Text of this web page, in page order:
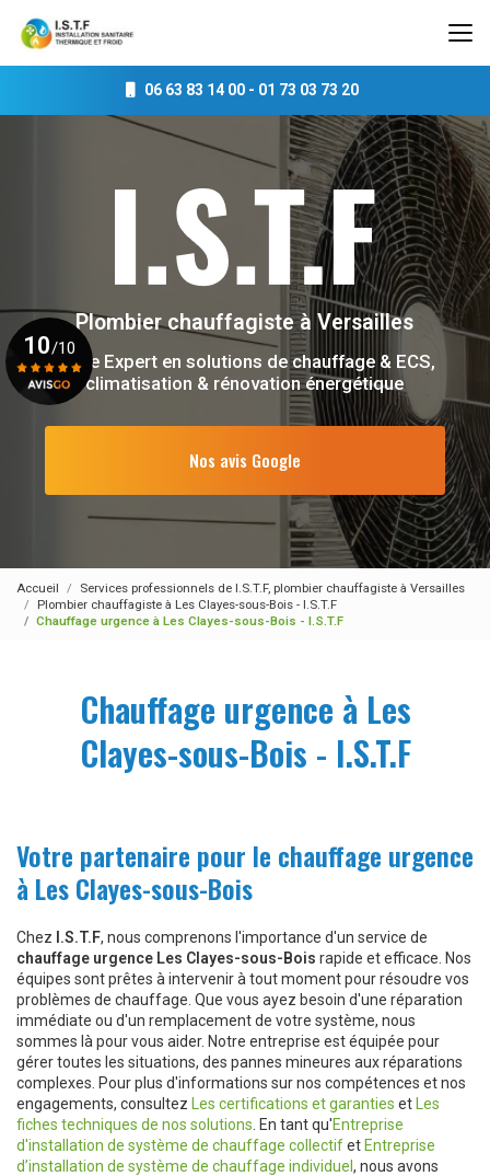
contenu
06 63 83 14 00- 01 73 03 73 20
Plombier chauffagisteà Versailles
Votre Expert en solutions de chauffage & ECS,
climatisation & rénovation énergétique
Nos avis Google
10/10
Accueil
Services professionnels de I.S.T.F, plombier chauffagiste à Versailles
Plombier chauffagiste à Les Clayes-sous-Bois - I.S.T.F
Chauffage urgence à Les Clayes-sous-Bois - I.S.T.F
Chauffage urgence à Les
Clayes-sous-Bois - I.S.T.F
Votre partenaire pour le chauffage urgence
à Les Clayes-sous-Bois
Chez I.S.T.F, nous comprenons l'importance d'un service de
chauffage urgence Les Clayes-sous-Bois rapide et efficace. Nos
équipes sont prêtes à intervenir à tout moment pour résoudre vos
problèmes de chauffage. Que vous ayez besoin d'une réparation
immédiate ou d'un remplacement de votre système, nous
sommes là pour vous aider. Notre entreprise est équipée pour
gérer toutes les situations, des pannes mineures aux réparations
complexes. Pour plus d'informations sur nos compétences et nos
engagements, consultez
Les certifications et garanties et
Les
fiches techniques de nos solutions . En tant qu'Entreprise
d'installation de système de chauffage collectifet Entreprise
d’installation de système de chauffage individuel , nous avons